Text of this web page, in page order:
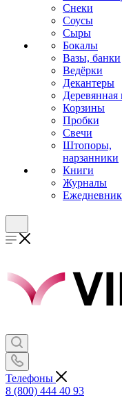
Снеки
Соусы
Сыры
Бокалы
Вазы, банки
Ведёрки
Декантеры
Деревянная
Корзины
Пробки
Свечи
Штопоры,
нарзанники
Книги
Журналы
Телефоны
8 (800) 444 40 93